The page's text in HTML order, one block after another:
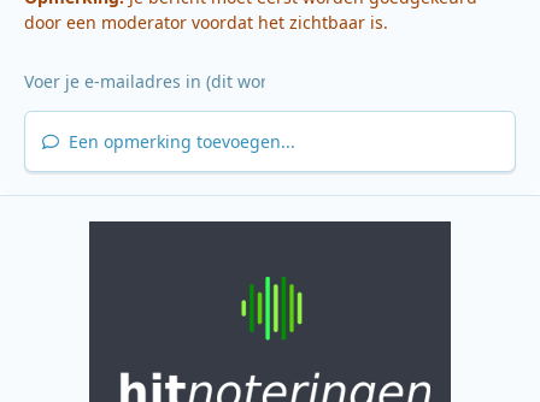
door een moderator voordat het zichtbaar is.
Een opmerking toevoegen...